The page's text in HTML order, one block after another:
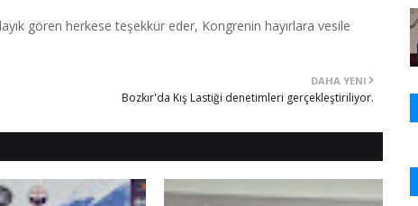
gören herkese teşekkür eder, Kongrenin hayırlara vesile
DAHA YENI
Bozkır'da Kış Lastiği denetimleri gerçekleştiriliyor.